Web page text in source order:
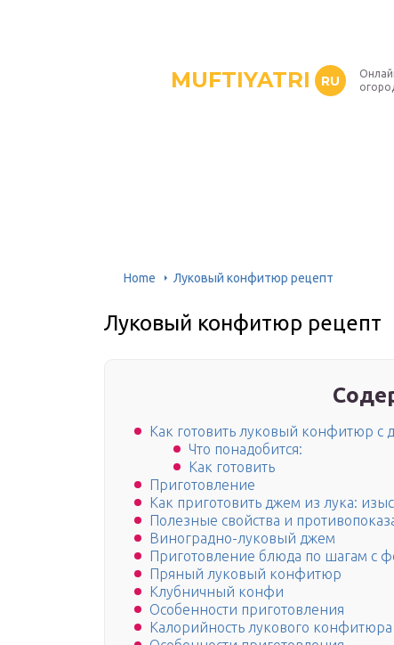
MUFTIYATRI RU
Home Луковый конфитюр рецепт
Луковый конфитюр рецепт
Как готовить луковый конфитюр с
Что понадобится:
Как готовить
Приготовление
Как приготовить джем из лука:
Полезные свойства и
Виноградно-луковый джем
Приготовление блюда по шагам с
Пряный луковый конфитюр
Клубничный конфи
Особенности приготовления
Калорийность лукового